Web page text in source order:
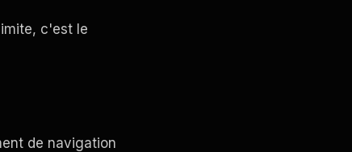
c'est le
de navigation